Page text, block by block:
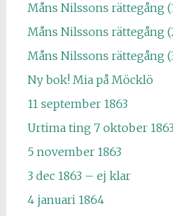
Måns Nilssons rättegång
Måns Nilssons rättegång
Måns Nilssons rättegång
Ny bok! Mia på Möcklö
11 september 1863
Urtima ting 7 oktober 1863
5 november 1863
3 dec 1863 – ej klar
4 januari 1864